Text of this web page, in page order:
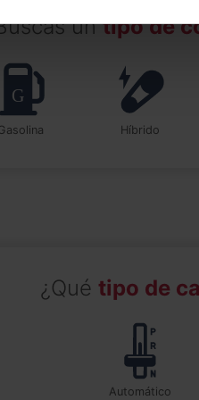
untipo de
Gasolina Híbrido
¿Qué tipo de
automático